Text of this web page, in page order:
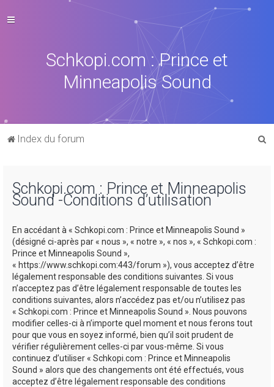
Schkopi.com : Prince et
Minneapolis Sound
Index du forum
Schkopi.com : Prince et Minneapolis
Sound -Conditions d’utilisation
En accédant à « Schkopi.com : Prince et Minneapolis Sound »
(désigné ci-après par « nous », « notre », « nos », « Schkopi.com :
Prince et Minneapolis Sound »,
« https://www.schkopi.com:443/forum »), vous acceptez d’être
légalement responsable des conditions suivantes. Si vous
n’acceptez pas d’être légalement responsable de toutes les
conditions suivantes, alors n’accédez pas et/ou n’utilisez pas
« Schkopi.com : Prince et Minneapolis Sound ». Nous pouvons
modifier celles-ci à n’importe quel moment et nous ferons tout
pour que vous en soyez informé, bien qu’il soit prudent de
vérifier régulièrement celles-ci par vous-même. Si vous
continuez d’utiliser « Schkopi.com : Prince et Minneapolis
Sound » alors que des changements ont été effectués, vous
acceptez d’être légalement responsable des conditions